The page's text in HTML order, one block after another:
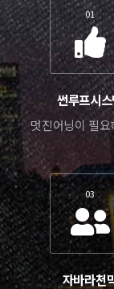
01
썬루프시
멋진어닝이 필요
03
자바라천